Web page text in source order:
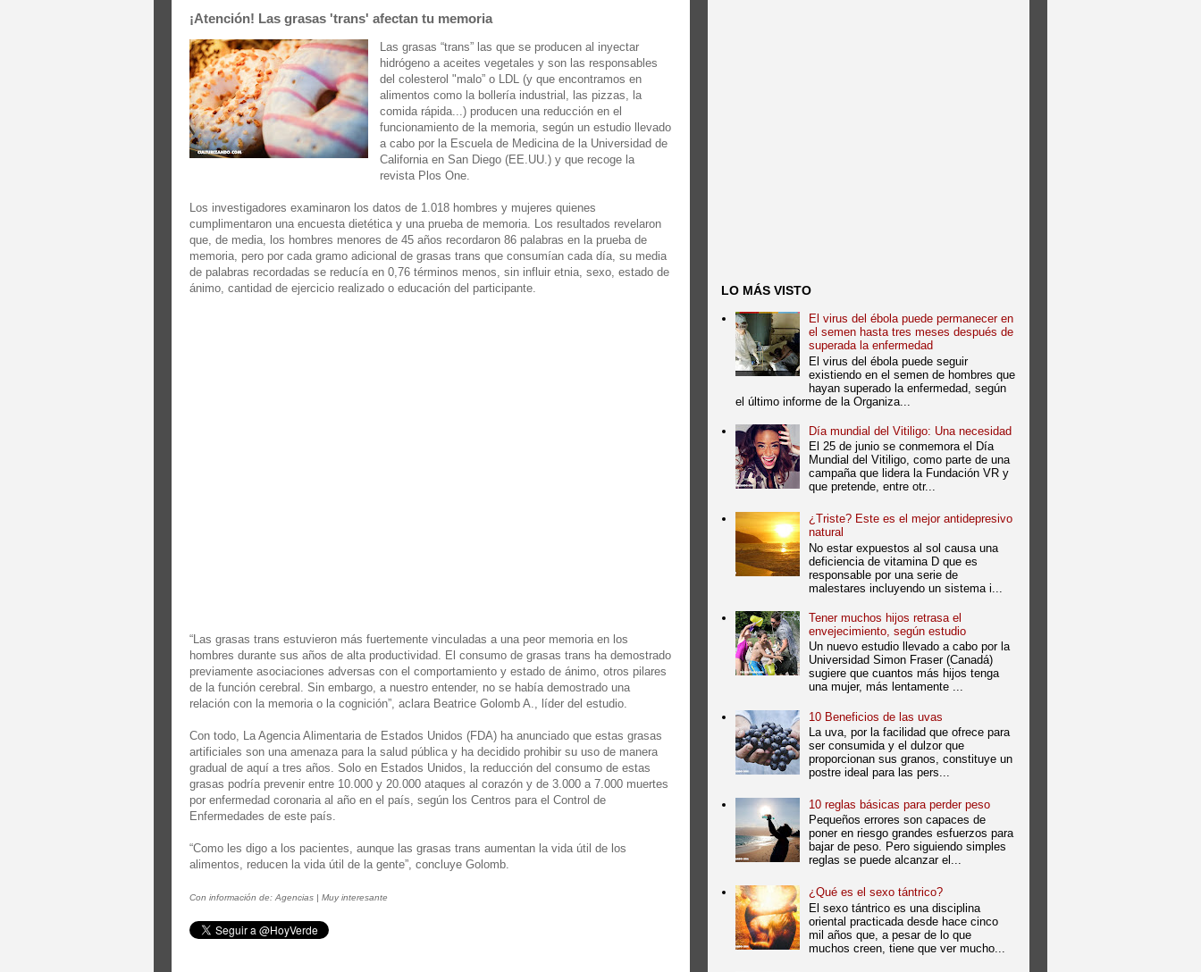
¡Atención! Las grasas 'trans' afectan tu memoria
Las grasas “trans” las que se producen al inyectar
hidrógeno a aceites vegetales y son las responsables
del colesterol "malo” o LDL (y que encontramos en
alimentos como la bollería industrial, las pizzas, la
comida rápida...) producen una reducción en el
funcionamiento de la memoria, según un estudio llevado
a cabo por la Escuela de Medicina de la Universidad de
California en San Diego (EE.UU.) y que recoge la
revista Plos One.
Los investigadores examinaron los datos de 1.018 hombres y mujeres quienes
cumplimentaron una encuesta dietética y una prueba de memoria. Los resultados revelaron
que, de media, los hombres menores de 45 años recordaron 86 palabras en la prueba de
memoria, pero por cada gramo adicional de grasas trans que consumían cada día, su media
de palabras recordadas se reducía en 0,76 términos menos, sin influir etnia, sexo, estado de
ánimo, cantidad de ejercicio realizado o educación del participante.
“Las grasas trans estuvieron más fuertemente vinculadas a una peor memoria en los
hombres durante sus años de alta productividad. El consumo de grasas trans ha demostrado
previamente asociaciones adversas con el comportamiento y estado de ánimo, otros pilares
de la función cerebral. Sin embargo, a nuestro entender, no se había demostrado una
relación con la memoria o la cognición”, aclara Beatrice Golomb A., líder del estudio.
Con todo, La Agencia Alimentaria de Estados Unidos (FDA) ha anunciado que estas grasas
artificiales son una amenaza para la salud pública y ha decidido prohibir su uso de manera
gradual de aquí a tres años. Solo en Estados Unidos, la reducción del consumo de estas
grasas podría prevenir entre 10.000 y 20.000 ataques al corazón y de 3.000 a 7.000 muertes
por enfermedad coronaria al año en el país, según los Centros para el Control de
Enfermedades de este país.
“Como les digo a los pacientes, aunque las grasas trans aumentan la vida útil de los
alimentos, reducen la vida útil de la gente”, concluye Golomb.
Con información de: Agencias | Muy interesante
LO MÁS VISTO
El virus del ébola puede permanecer en
el semen hasta tres meses después de
superada la enfermedad
El virus del ébola puede seguir
existiendo en el semen de hombres que
hayan superado la enfermedad, según
el último informe de la Organiza...
Día mundial del Vitiligo: Una necesidad
El 25 de junio se conmemora el Día
Mundial del Vitiligo, como parte de una
campaña que lidera la Fundación VR y
que pretende, entre otr...
¿Triste? Este es el mejor antidepresivo
natural
No estar expuestos al sol causa una
deficiencia de vitamina D que es
responsable por una serie de
malestares incluyendo un sistema i...
Tener muchos hijos retrasa el
envejecimiento, según estudio
Un nuevo estudio llevado a cabo por la
Universidad Simon Fraser (Canadá)
sugiere que cuantos más hijos tenga
una mujer, más lentamente ...
10 Beneficios de las uvas
La uva, por la facilidad que ofrece para
ser consumida y el dulzor que
proporcionan sus granos, constituye un
postre ideal para las pers...
10 reglas básicas para perder peso
Pequeños errores son capaces de
poner en riesgo grandes esfuerzos para
bajar de peso. Pero siguiendo simples
reglas se puede alcanzar el...
¿Qué es el sexo tántrico?
El sexo tántrico es una disciplina
oriental practicada desde hace cinco
mil años que, a pesar de lo que
muchos creen, tiene que ver mucho...